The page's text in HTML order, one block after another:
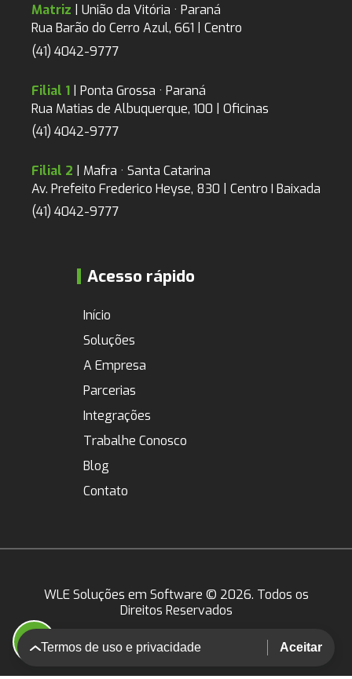
Acesso rápido
Início
Soluções
Solutio
Açougue
Alimentos e Bebidas
Assistências Técnicas
Bares e Restaurantes
Basic
E-commerce
Hortifruti
SimpleGO
Gestão Total
Certificado
A Empresa
Institucional
Onde estamos
Parcerias
Parceiros
Revendas
Contadores
Integrações
Trabalhe Conosco
Blog
Contato
Matriz | União da Vitória · Paraná
Rua Barão do Cerro Azul, 661 | Centro
(41) 4042-9777
Filial 1 | Ponta Grossa · Paraná
Rua Matias de Albuquerque, 100 | Oficinas
(41) 4042-9777
Filial 2 | Mafra · Santa Catarina
Av. Prefeito Frederico Heyse, 830 | Centro I Baixada
(41) 4042-9777
WLE Soluções em Software © 2026. Todos os
Direitos Reservados
Desenvolvido por
Termos de uso e privacidade Aceitar